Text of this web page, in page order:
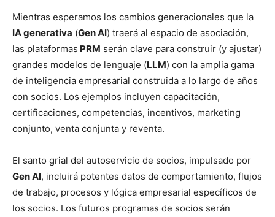
Mientras esperamos los cambios generacionales que la
IA generativa (Gen AI) traerá al espacio de asociación,
las plataformas PRM serán clave para construir (y ajustar)
grandes modelos de lenguaje (LLM) con la amplia gama
de inteligencia empresarial construida a lo largo de años
con socios. Los ejemplos incluyen capacitación,
certificaciones, competencias, incentivos, marketing
conjunto, venta conjunta y reventa.
El santo grial del autoservicio de socios, impulsado por
Gen AI, incluirá potentes datos de comportamiento, flujos
de trabajo, procesos y lógica empresarial específicos de
los socios. Los futuros programas de socios serán